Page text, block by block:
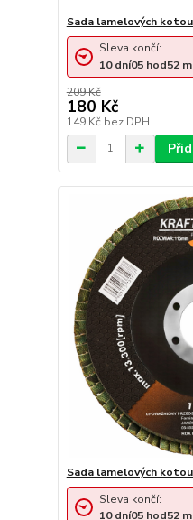
Sada lamelových
209 Kč
180 Kč
149 Kč bez DPH
Sleva končí:
10 dní05 hod52
Sada lamelových
Sleva končí:
10 dní05 hod52